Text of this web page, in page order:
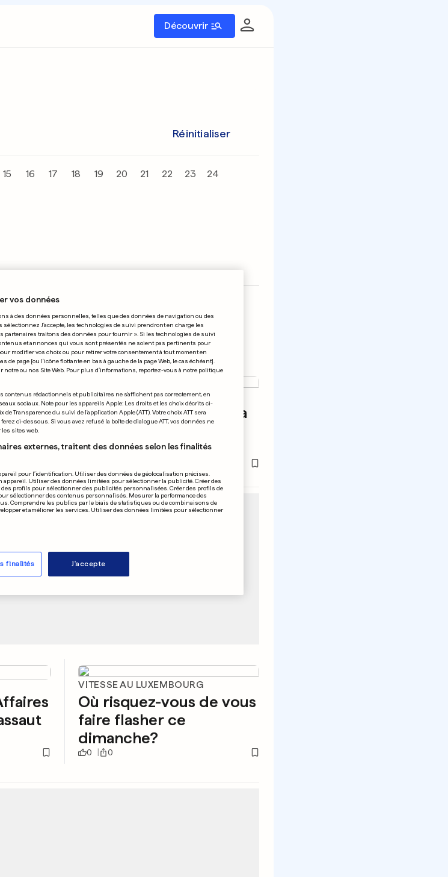
Découvrir
Réinitialiser
15 16 17 18 19 20 21 22 23 24
8
EN BELGIQUE
On leur dit de quitter la
plage, une bagarre
éclate
VITESSE AU LUXEMBOURG
Où risquez-vous de vous
faire flasher ce
dimanche?
0 0
vos données
à des données personnelles, telles que des données de navigation ou des
J'accepte, les technologies de suivi prendront en charge les
partenaires traitons des données pour fournir ». Si les technologies de suivi
et annonces qui vous sont présentés ne soient pas pertinents pour
modifier vos choix ou pour retirer votre consentement à tout moment en
page [ou l'icône flottante en bas à gauche de la page Web, le cas échéant].
ou nos Site Web. Pour plus d’informations, reportez-vous à notre politique
contenus rédactionnels et publicitaires ne s'affichent pas correctement, en
sociaux. Note pour les appareils Apple: Les droits et les choix décrits ci-
Transparence du suivi de l'application Apple (ATT). Votre choix ATT sera
ci-dessous. Si vous avez refusé la boîte de dialogue ATT, vos données ne
sites web.
externes, traitent des données selon les finalités
pour l’identification. Utiliser des données de géolocalisation précises.
appareil. Utiliser des données limitées pour sélectionner la publicité. Créer des
profils pour sélectionner des publicités personnalisées. Créer des profils de
sélectionner des contenus personnalisés. Mesurer la performance des
Comprendre les publics par le biais de statistiques ou de combinaisons de
et améliorer les services. Utiliser des données limitées pour sélectionner
finalités J'accepte